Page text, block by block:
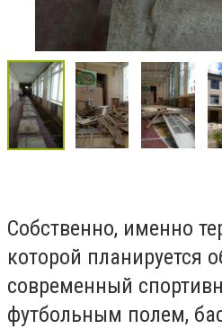
Собственно, именно
которой планируется
современный
футбольным полем,